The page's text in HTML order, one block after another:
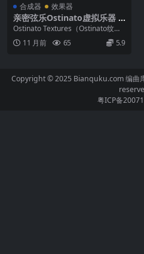
合成器 效果器
亲密弦乐Ostinato虚拟乐器 H
eavyocity Ostinato Texture
Ostinato Textures（Ostinato纹
理）是一款虚拟乐器，将独奏...
11 月前 65 5.9
Copyright © 2025 Bianquku.com编曲
粤ICP备